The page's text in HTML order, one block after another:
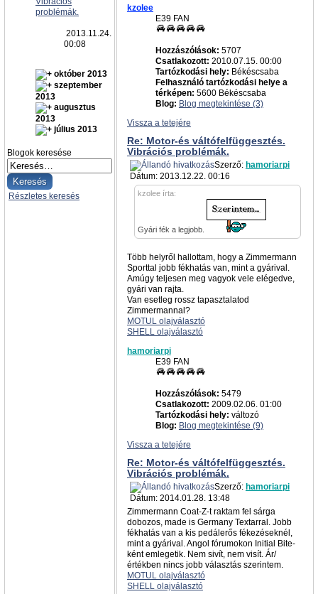
problémák.
2013.11.24.
00:08
október 2013
szeptember
2013
augusztus
2013
július 2013
Blogok keresése
Részletes keresés
kzolee
E39 FAN
Hozzászólások: 5707
Csatlakozott: 2010.07.15. 00:00
Tartózkodási hely: Békéscsaba
Felhasználó tartózkodási helye a
térképen: 5600 Békéscsaba
Blog: Blog megtekintése (3)
Vissza a tetejére
Re: Motor-és váltófelfüggesztés.
Vibrációs problémák.
Szerző: hamoriarpi
Dátum: 2013.12.22. 00:16
kzolee írta:
Gyári fék a legjobb.
Több helyről hallottam, hogy a Zimmermann
Sporttal jobb fékhatás van, mint a gyárival.
Amúgy teljesen meg vagyok vele elégedve,
gyári van rajta.
Van esetleg rossz tapasztalatod
Zimmermannal?
MOTUL olajválasztó
SHELL olajválasztó
hamoriarpi
E39 FAN
Hozzászólások: 5479
Csatlakozott: 2009.02.06. 01:00
Tartózkodási hely: változó
Blog: Blog megtekintése (9)
Vissza a tetejére
Re: Motor-és váltófelfüggesztés.
Vibrációs problémák.
Szerző: hamoriarpi
Dátum: 2014.01.28. 13:48
Zimmermann Coat-Z-t raktam fel sárga
dobozos, made is Germany Textarral. Jobb
fékhatás van a kis pedálerős fékezéseknél,
mint a gyárival. Angol fórumokon Initial Bite-
ként emlegetik. Nem sivít, nem visít. Ár/
értékben nincs jobb választás szerintem.
MOTUL olajválasztó
SHELL olajválasztó